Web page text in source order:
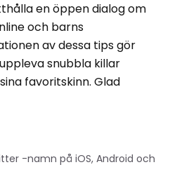
en öppen dialog om
och barns
av dessa tips gör
snubbla killar
favoritskinn. Glad
-namn på iOS, Android och